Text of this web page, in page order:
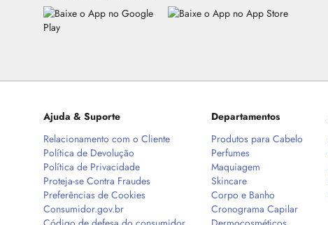
Ajuda & Suporte
Relacionamento com o Cliente
Política de Devolução
Política de Privacidade
Proteja-se Contra Fraudes
Preferências de Cookies
Consumidor.gov.br
Departamentos
Produtos para Cabelo
Perfumes
Maquiagem
Skincare
Corpo e Banho
Cronograma Capilar